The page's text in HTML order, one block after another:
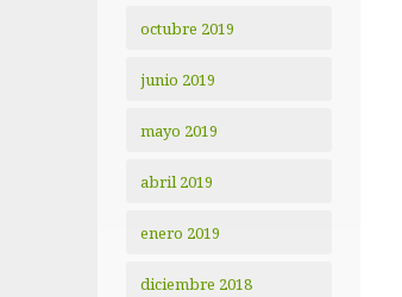
octubre 2019
junio 2019
mayo 2019
abril 2019
enero 2019
diciembre 2018